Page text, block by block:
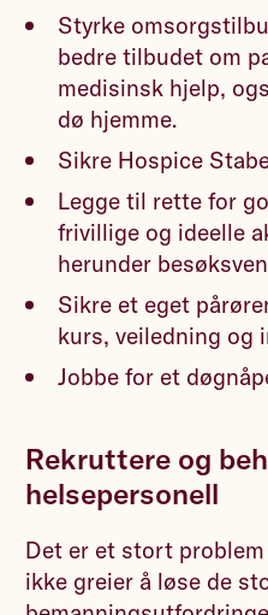
Styrke
bedre tilbudet om
medisinsk hjelp,
dø hjemme.
Sikre Hospice
Legge til rette for
frivillige og ideelle
herunder
Sikre et eget
kurs, veiledning og
Jobbe for et
Rekruttere og
helsepersonell
Det er et stort
ikke greier å løse de